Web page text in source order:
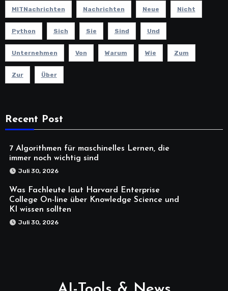
MITNachrichten Nachrichten Neue Nicht
Python Sich Sie Sind Und
Unternehmen Von Warum Wie Zum
Zur Über
Recent Post
7 Algorithmen für maschinelles Lernen, die
immer noch wichtig sind
Juli 30, 2026
Was Fachleute laut Harvard Enterprise
College On-line über Knowledge Science und
KI wissen sollten
Juli 30, 2026